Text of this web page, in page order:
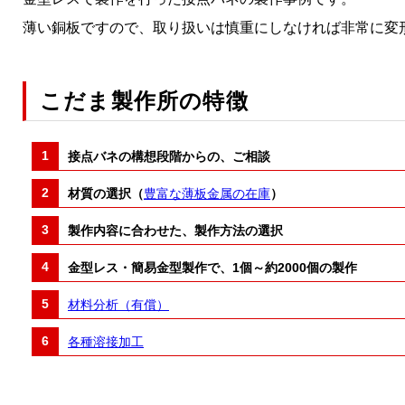
薄い銅板ですので、取り扱いは慎重にしなければ非常に変
こだま製作所の特徴
接点バネの構想段階からの、ご相談
材質の選択（豊富な薄板金属の在庫）
製作内容に合わせた、製作方法の選択
金型レス・簡易金型製作で、1個～約2000個の製作
材料分析（有償）
各種溶接加工